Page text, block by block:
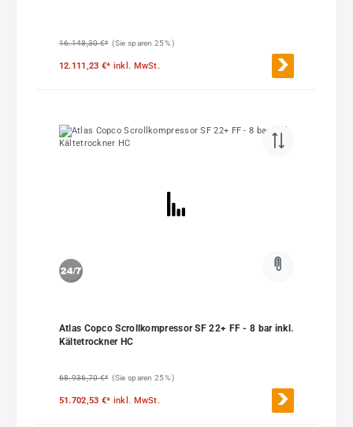
16.148,30 €* (Sie sparen 25% )
12.111,23 €* inkl. MwSt.
Atlas Copco Scrollkompressor SF 22+ FF - 8 bar inkl.
Kältetrockner HC
68.936,70 €* (Sie sparen 25% )
51.702,53 €* inkl. MwSt.